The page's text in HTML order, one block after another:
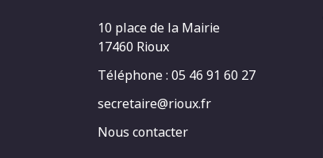
10 place de la Mairie
17460 Rioux
Téléphone : 05 46 91 60 27
secretaire@rioux.fr
Nous contacter